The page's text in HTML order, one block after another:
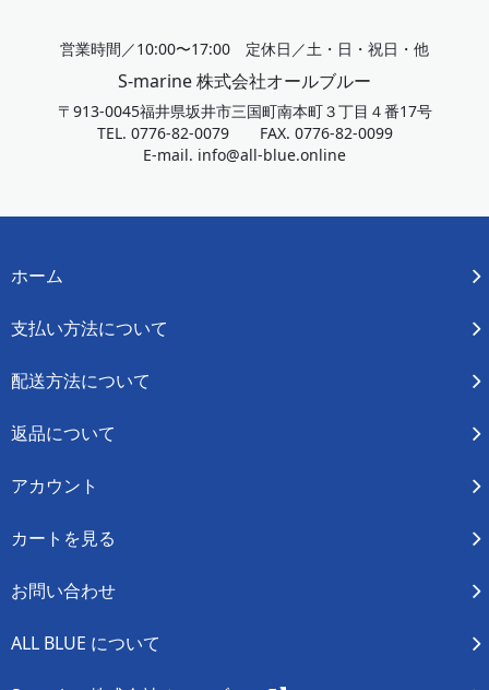
営業時間／10:00〜17:00 定休日／土・日・祝日・他
S-marine 株式会社オールブルー
〒913-0045福井県坂井市三国町南本町３丁目４番17号
TEL. 0776-82-0079 FAX. 0776-82-0099
E-mail. info@all-blue.online
ホーム
支払い方法について
配送方法について
返品について
アカウント
カートを見る
お問い合わせ
ALL BLUE について